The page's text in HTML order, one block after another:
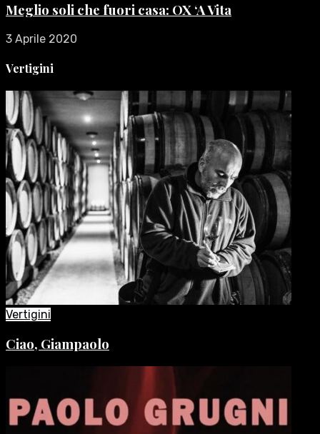
Meglio soli che fuori casa: OX ‘A Vita
3 Aprile 2020
Vertigini
Vertigini
Ciao, Giampaolo